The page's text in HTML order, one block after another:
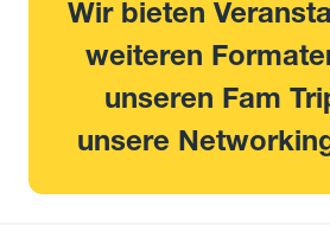
Wir bieten
weiteren
unseren Fam
unsere